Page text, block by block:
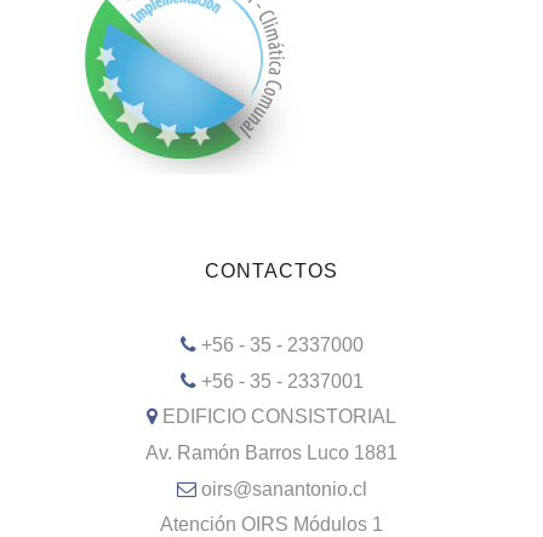
CONTACTOS
+56 - 35 - 2337000
+56 - 35 - 2337001
EDIFICIO CONSISTORIAL
Av. Ramón Barros Luco 1881
oirs@sanantonio.cl
Atención OIRS Módulos 1